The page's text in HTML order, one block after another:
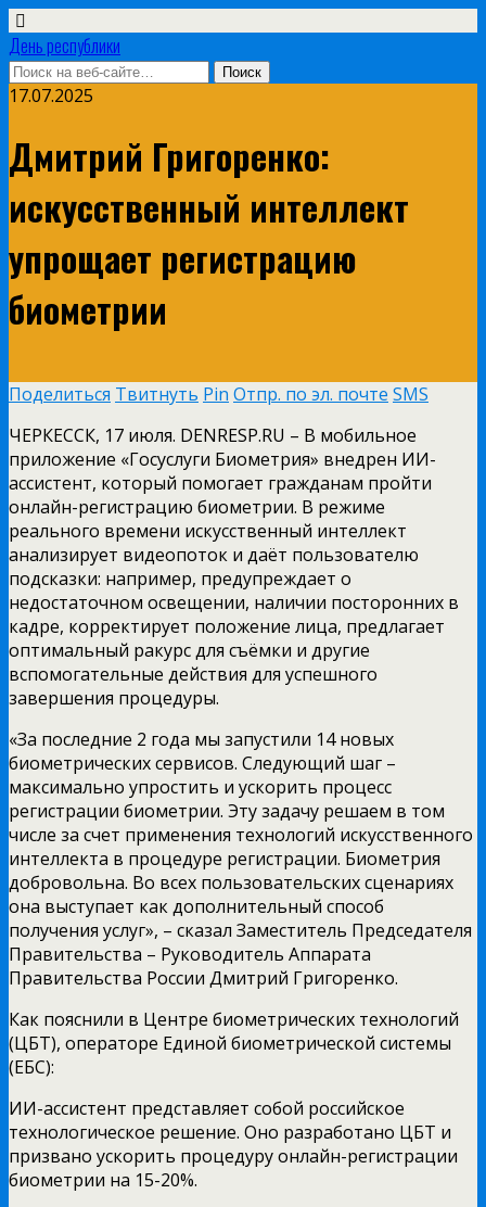
День республики
17.07.2025
Дмитрий Григоренко:
искусственный интеллект
упрощает регистрацию
биометрии
Поделиться Твитнуть Pin Отпр. по эл. почте SMS
ЧЕРКЕССК, 17 июля. DENRESP.RU – В мобильное
приложение «Госуслуги Биометрия» внедрен ИИ-
ассистент, который помогает гражданам пройти
онлайн-регистрацию биометрии. В режиме
реального времени искусственный интеллект
анализирует видеопоток и даёт пользователю
подсказки: например, предупреждает о
недостаточном освещении, наличии посторонних в
кадре, корректирует положение лица, предлагает
оптимальный ракурс для съёмки и другие
вспомогательные действия для успешного
завершения процедуры.
«За последние 2 года мы запустили 14 новых
биометрических сервисов. Следующий шаг –
максимально упростить и ускорить процесс
регистрации биометрии. Эту задачу решаем в том
числе за счет применения технологий искусственного
интеллекта в процедуре регистрации. Биометрия
добровольна. Во всех пользовательских сценариях
она выступает как дополнительный способ
получения услуг», – сказал Заместитель Председателя
Правительства – Руководитель Аппарата
Правительства России Дмитрий Григоренко.
Как пояснили в Центре биометрических технологий
(ЦБТ), операторе Единой биометрической системы
(ЕБС):
ИИ-ассистент представляет собой российское
технологическое решение. Оно разработано ЦБТ и
призвано ускорить процедуру онлайн-регистрации
биометрии на 15-20%.